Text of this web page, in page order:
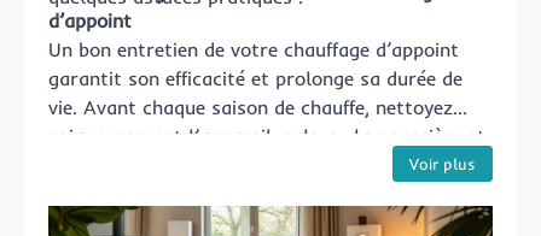
d’appoint
Un bon entretien de votre chauffage d’appoint
garantit son efficacité et prolonge sa durée de
vie. Avant chaque saison de chauffe, nettoyez
soigneusement l’appareil, enlevez la poussière et
vérifiez l’état des câbles électriques. Ensuite,
gaz ou à pétrole. Par ailleurs, faites appel à un
Voir plus